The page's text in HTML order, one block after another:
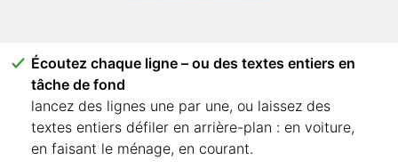
Écoutez chaque ligne – ou des textes entiers en
tâche de fond
lancez des lignes une par une, ou laissez des
textes entiers défiler en arrière-plan : en voiture,
en faisant le ménage, en courant.